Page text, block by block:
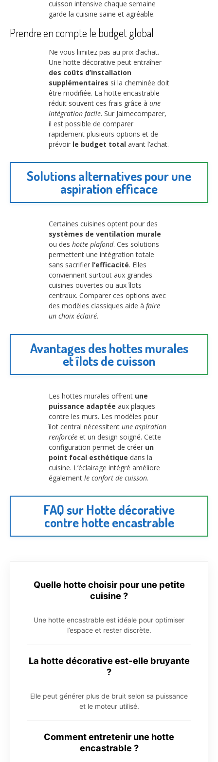
cuisson intensive chaque semaine
garde la cuisine saine et agréable.
Prendre en compte le budget global
Ne vous limitez pas au prix d’achat.
Une hotte décorative peut entraîner
des coûts d’installation
supplémentaires si la cheminée doit
être modifiée. La hotte encastrable
réduit souvent ces frais grâce à une
intégration facile. Sur Jaimecomparer,
il est possible de comparer
rapidement plusieurs options et de
prévoir le budget total avant l’achat.
Solutions alternatives pour une
aspiration efficace
Certaines cuisines optent pour des
systèmes de ventilation murale
ou des hotte plafond. Ces solutions
permettent une intégration totale
sans sacrifier l’efficacité. Elles
conviennent surtout aux grandes
cuisines ouvertes ou aux îlots
centraux. Comparer ces options avec
des modèles classiques aide à faire
un choix éclairé.
Avantages des hottes murales
et îlots de cuisson
Les hottes murales offrent une
puissance adaptée aux plaques
contre les murs. Les modèles pour
îlot central nécessitent une aspiration
renforcée et un design soigné. Cette
configuration permet de créer un
point focal esthétique dans la
cuisine. L’éclairage intégré améliore
également le confort de cuisson.
FAQ sur Hotte décorative
contre hotte encastrable
Quelle hotte choisir pour une petite
cuisine ?
Une hotte encastrable est idéale pour optimiser
l’espace et rester discrète.
La hotte décorative est-elle bruyante
?
Elle peut générer plus de bruit selon sa puissance
et le moteur utilisé.
Comment entretenir une hotte
encastrable ?